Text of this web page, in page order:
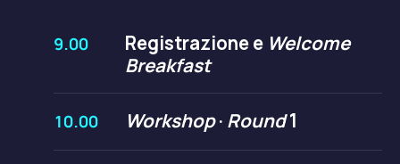
9.00 Registrazione e Welcome
Breakfast
10.00 Workshop· Round1